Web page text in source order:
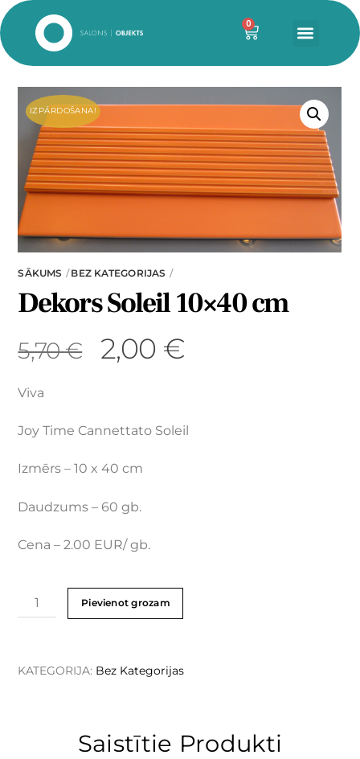
0
IZPĀRDOŠANA!
SĀKUMS BEZ KATEGORIJAS
Dekors Soleil 10×40 cm
5,70€ 2,00 €
Viva
Joy Time Cannettato Soleil
Izmērs – 10 x 40 cm
Daudzums – 60 gb.
Cena – 2.00 EUR/ gb.
Pievienot grozam
KATEGORIJA: Bez Kategorijas
Saistītie Produkti